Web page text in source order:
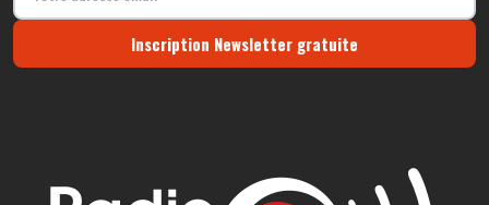
Inscription Newsletter gratuite